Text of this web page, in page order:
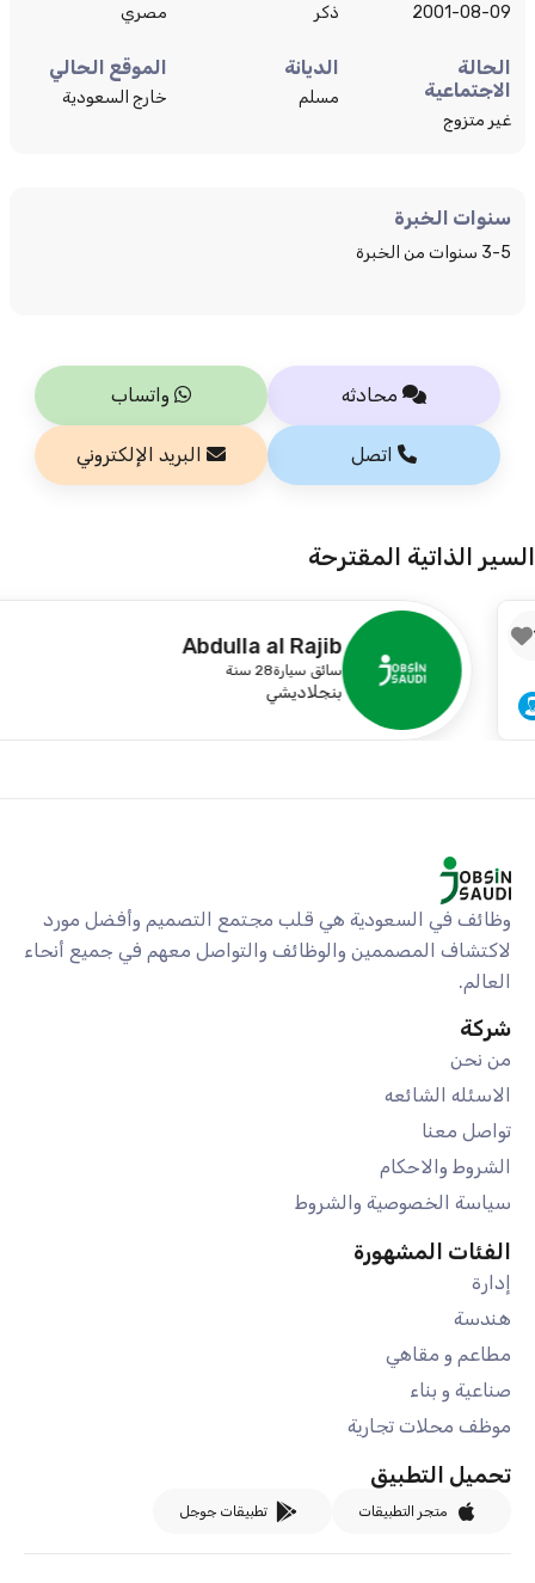
2001-08-09 ذكر مصري
الحالة
الاجتماعية
غير متزوج
الديانة
مسلم
الموقع الحالي
خارج السعودية
سنوات الخبرة
3-5 سنوات من الخبرة
محادثه واتساب
اتصل البريد الإلكتروني
السير الذاتية المقترحة
Abdulla al Rajib
سائق سيارة28 سنة
بنجلاديشي
وظائف في السعودية هي قلب مجتمع التصميم وأفضل مورد
لاكتشاف المصممين والوظائف والتواصل معهم في جميع أنحاء
العالم.
شركة
من نحن
الاسئله الشائعه
تواصل معنا
الشروط والاحكام
سياسة الخصوصية والشروط
الفئات المشهورة
إدارة
هندسة
مطاعم و مقاهي
صناعية و بناء
موظف محلات تجارية
تحميل التطبيق
متجر التطبيقات تطبيقات جوجل